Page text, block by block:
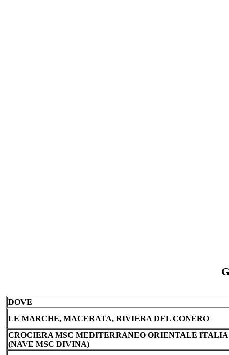
DOVE
LE MARCHE, MACERATA, RIVIERA DEL CONERO
CROCIERA MSC MEDITERRANEO ORIENTALE
(NAVE MSC DIVINA)